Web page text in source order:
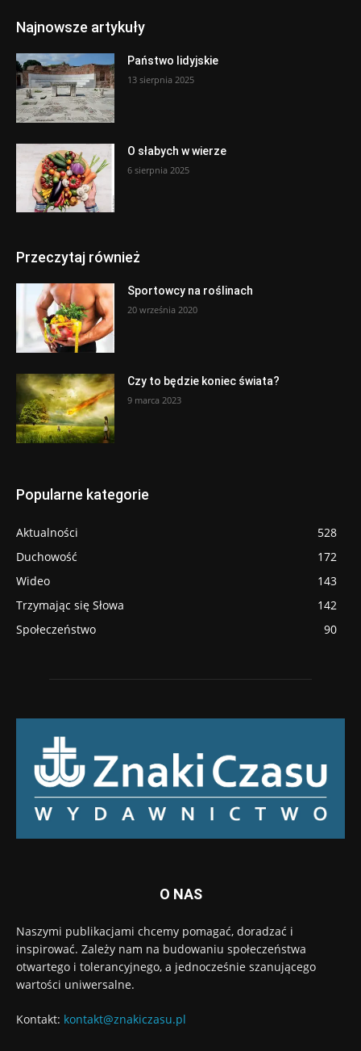
Najnowsze artykuły
Państwo lidyjskie
13 sierpnia 2025
O słabych w wierze
6 sierpnia 2025
Przeczytaj również
Sportowcy na roślinach
20 września 2020
Czy to będzie koniec świata?
9 marca 2023
Popularne kategorie
Aktualności
528
Duchowość
172
Wideo
143
Trzymając się Słowa
142
Społeczeństwo
90
O NAS
Naszymi publikacjami chcemy pomagać, doradzać i
inspirować. Zależy nam na budowaniu społeczeństwa
otwartego i tolerancyjnego, a jednocześnie szanującego
wartości uniwersalne.
Kontakt: kontakt@znakiczasu.pl